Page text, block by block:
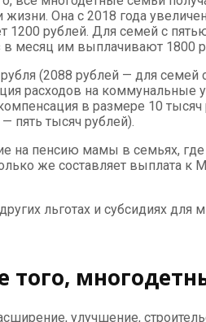
жизни. Она с 2018 года
1200 рублей. Для семей с
в месяц им выплачивают 1800
(2088 рублей — для семей
расходов на коммунальные
в размере 10
пять тысяч рублей).
пенсию мамы в семьях, где
же составляет выплата
льготах и субсидиях для
того,
улучшение,